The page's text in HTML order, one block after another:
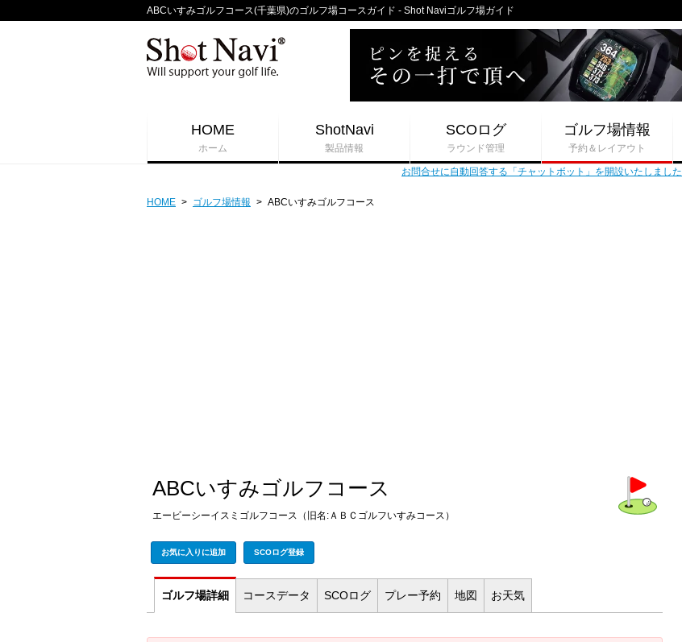
ABCいすみゴルフコース(千葉県)のゴルフ場コースガイド - Shot Naviゴルフ場ガイド
HOME
ホーム
ShotNavi
製品情報
SCOログ
ラウンド管理
ゴルフ場情報
予約＆レイアウト
お問合せに自動回答する「チャットボット」を開設いたしました
HOME > ゴルフ場情報 > ABCいすみゴルフコース
ABCいすみゴルフコース
エービーシーイスミゴルフコース（旧名:ＡＢＣゴルフいすみコース）
お気に入りに追加 SCOログ登録
ゴルフ場詳細 コースデータ SCOログ プレー予約 地図 お天気